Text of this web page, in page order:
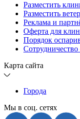
Разместить
Разместить
Реклама и
Оферта для
Порядок
Карта сайта
Города
Мы в соц. сетях